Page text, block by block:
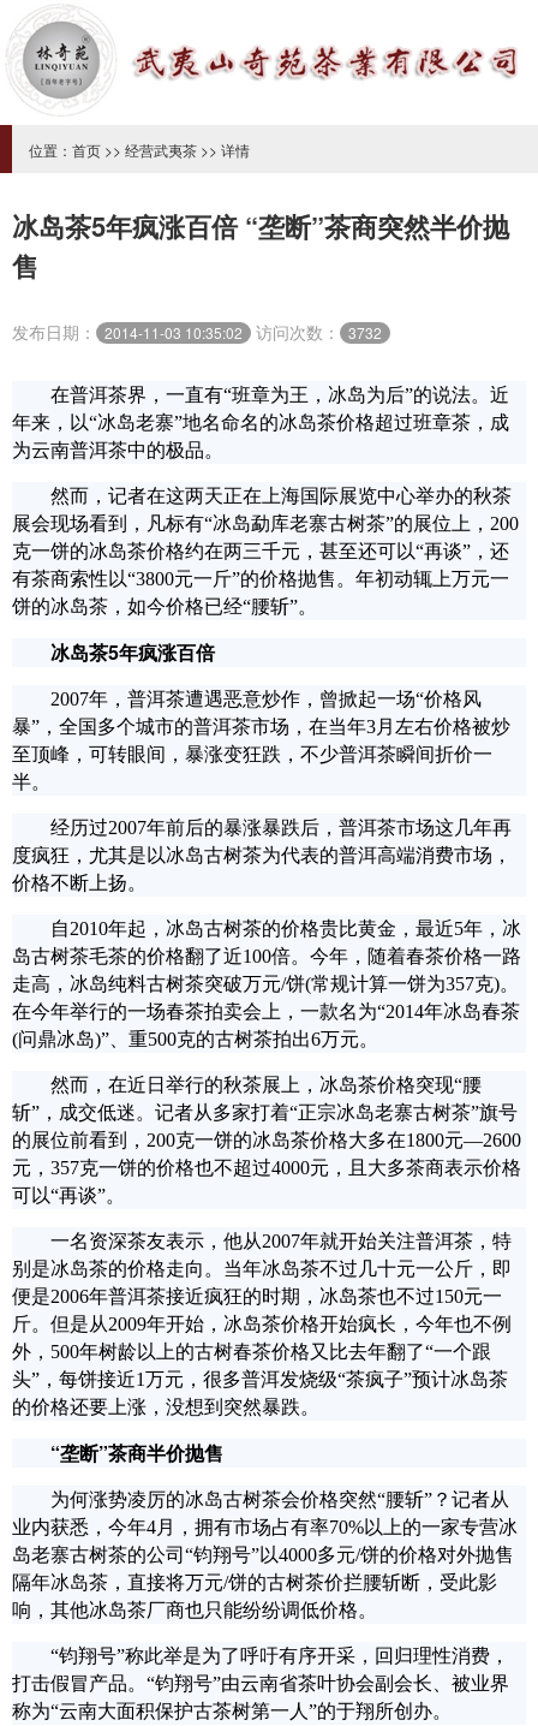
位置： 首页 >> 经营武夷茶 >> 详情
冰岛茶5年疯涨百倍 “垄断”茶商突然半价抛
售
发布日期： 2014-11-03 10:35:02 访问次数： 3732
在普洱茶界，一直有“班章为王，冰岛为后”的说法。近
年来，以“冰岛老寨”地名命名的冰岛茶价格超过班章茶，成
为云南普洱茶中的极品。
然而，记者在这两天正在上海国际展览中心举办的秋茶
展会现场看到，凡标有“冰岛勐库老寨古树茶”的展位上，200
克一饼的冰岛茶价格约在两三千元，甚至还可以“再谈”，还
有茶商索性以“3800元一斤”的价格抛售。年初动辄上万元一
饼的冰岛茶，如今价格已经“腰斩”。
冰岛茶5年疯涨百倍
2007年，普洱茶遭遇恶意炒作，曾掀起一场“价格风
暴”，全国多个城市的普洱茶市场，在当年3月左右价格被炒
至顶峰，可转眼间，暴涨变狂跌，不少普洱茶瞬间折价一
半。
经历过2007年前后的暴涨暴跌后，普洱茶市场这几年再
度疯狂，尤其是以冰岛古树茶为代表的普洱高端消费市场，
价格不断上扬。
自2010年起，冰岛古树茶的价格贵比黄金，最近5年，冰
岛古树茶毛茶的价格翻了近100倍。今年，随着春茶价格一路
走高，冰岛纯料古树茶突破万元/饼(常规计算一饼为357克)。
在今年举行的一场春茶拍卖会上，一款名为“2014年冰岛春茶
(问鼎冰岛)”、重500克的古树茶拍出6万元。
然而，在近日举行的秋茶展上，冰岛茶价格突现“腰
斩”，成交低迷。记者从多家打着“正宗冰岛老寨古树茶”旗号
的展位前看到，200克一饼的冰岛茶价格大多在1800元—2600
元，357克一饼的价格也不超过4000元，且大多茶商表示价格
可以“再谈”。
一名资深茶友表示，他从2007年就开始关注普洱茶，特
别是冰岛茶的价格走向。当年冰岛茶不过几十元一公斤，即
便是2006年普洱茶接近疯狂的时期，冰岛茶也不过150元一
斤。但是从2009年开始，冰岛茶价格开始疯长，今年也不例
外，500年树龄以上的古树春茶价格又比去年翻了“一个跟
头”，每饼接近1万元，很多普洱发烧级“茶疯子”预计冰岛茶
的价格还要上涨，没想到突然暴跌。
“垄断”茶商半价抛售
为何涨势凌厉的冰岛古树茶会价格突然“腰斩”？记者从
业内获悉，今年4月，拥有市场占有率70%以上的一家专营冰
岛老寨古树茶的公司“钧翔号”以4000多元/饼的价格对外抛售
隔年冰岛茶，直接将万元/饼的古树茶价拦腰斩断，受此影
响，其他冰岛茶厂商也只能纷纷调低价格。
“钧翔号”称此举是为了呼吁有序开采，回归理性消费，
打击假冒产品。“钧翔号”由云南省茶叶协会副会长、被业界
称为“云南大面积保护古茶树第一人”的于翔所创办。